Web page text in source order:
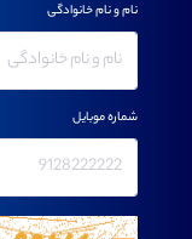
نام و نام خانوادگی
شماره موبایل